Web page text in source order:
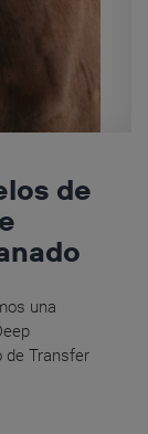
de
una
de Transfer